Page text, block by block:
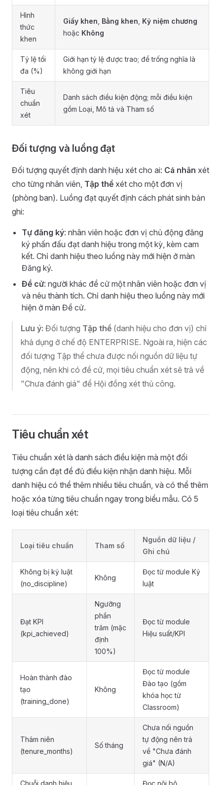
Hình
thức
khen
Giấy khen Bằng khen Kỷ niệm chương
hoặc Không
Tỷ lệ tối
đa (%)
Giới hạn tỷ lệ được trao; để trống nghĩa là
không giới hạn
Tiêu
chuẩn
xét
Danh sách điều kiện động; mỗi điều kiện
gồm Loại, Mô tả và Tham số
Đối tượng và luồng đạt
Đối tượng quyết định danh hiệu xét cho ai: Cá nhân xét
cho từng nhân viên, Tập thể xét cho một đơn vị
(phòng ban). Luồng đạt quyết định cách phát sinh bản
ghi:
Tự đăng ký: nhân viên hoặc đơn vị chủ động đăng
ký phấn đấu đạt danh hiệu trong một kỳ, kèm cam
kết. Chỉ danh hiệu theo luồng này mới hiện ở màn
Đăng ký.
Đề cử: người khác đề cử một nhân viên hoặc đơn vị
và nêu thành tích. Chỉ danh hiệu theo luồng này mới
hiện ở màn Đề cử.
Lưu ý: Đối tượng Tập thể (danh hiệu cho đơn vị) chỉ
khả dụng ở chế độ ENTERPRISE. Ngoài ra, hiện các
đối tượng Tập thể chưa được nối nguồn dữ liệu tự
động, nên khi có đề cử, mọi tiêu chuẩn xét sẽ trả về
"Chưa đánh giá" để Hội đồng xét thủ công.
Tiêu chuẩn xét
Tiêu chuẩn xét là danh sách điều kiện mà một đối
tượng cần đạt để đủ điều kiện nhận danh hiệu. Mỗi
danh hiệu có thể thêm nhiều tiêu chuẩn, và có thể thêm
hoặc xóa từng tiêu chuẩn ngay trong biểu mẫu. Có 5
loại tiêu chuẩn xét:
Loại tiêu chuẩn Tham số
Nguồn dữ liệu /
Ghi chú
Không bị kỷ luật
(no_discipline)
Không
Đọc từ module Kỷ
luật
Đạt KPI
(kpi_achieved)
Ngưỡng
phần
trăm (mặc
định
100%)
Đọc từ module
Hiệu suất/KPI
Hoàn thành đào
tạo
(training_done)
Không
Đọc từ module
Đào tạo (gồm
khóa học từ
Classroom)
Thâm niên
(tenure_months)
Số tháng
Chưa nối nguồn
tự động nên trả
về "Chưa đánh
giá" (N/A)
Chuỗi danh hiệu
Đọc nội bộ